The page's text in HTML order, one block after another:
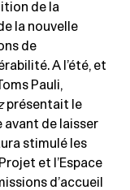
de la
la nouvelle
de
A l’été, et
Pauli,
présentait le
avant de laisser
stimulé les
et l’Espace
d’accueil